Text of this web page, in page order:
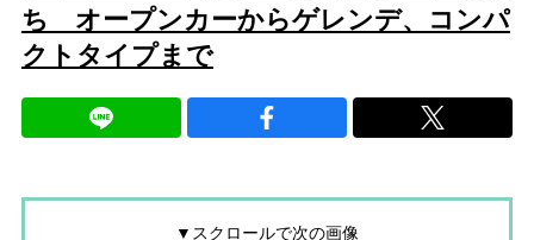
ち オープンカーからゲレンデ、コンパ
クトタイプまで
▼スクロールで次の画像